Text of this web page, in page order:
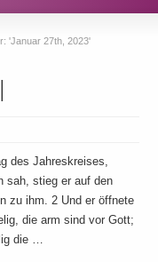
'Januar 27th, 2023'
des Jahreskreises,
sah, stieg er auf den
zu ihm. 2 Und er öffnete
die arm sind vor Gott;
die …